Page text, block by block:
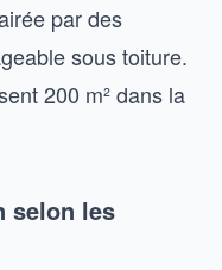
par des
sous toiture.
200 m² dans la
selon les